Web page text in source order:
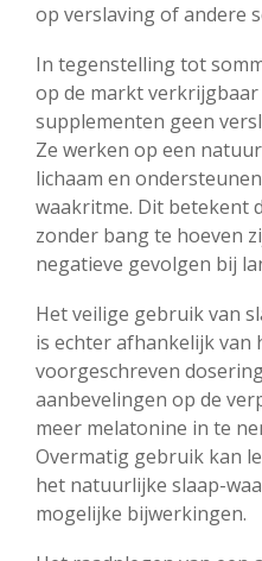
op verslaving of andere
In tegenstelling tot
op de markt
supplementen geen
Ze werken op een
lichaam en
waakritme. Dit betekent
zonder bang te hoeven
negatieve gevolgen bij
Het veilige gebruik van
is echter afhankelijk van
voorgeschreven
aanbevelingen op de
meer melatonine in te
Overmatig gebruik kan
het natuurlijke slaap-
mogelijke bijwerkingen.